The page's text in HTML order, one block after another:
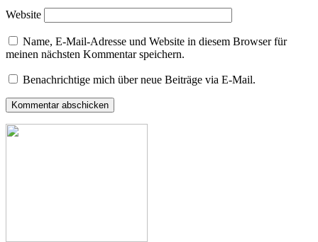
Website
Name, E-Mail-Adresse und Website in diesem Browser für
meinen nächsten Kommentar speichern.
Benachrichtige mich über neue Beiträge via E-Mail.